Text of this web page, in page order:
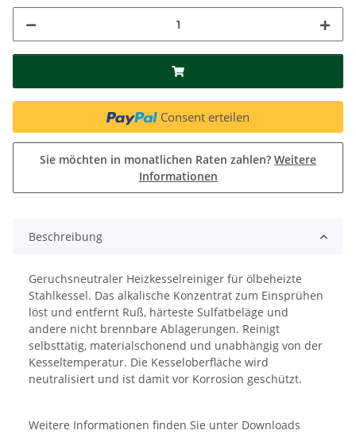
Consent erteilen
Sie möchten in monatlichen Raten zahlen? Weitere
Informationen
Beschreibung
Geruchsneutraler Heizkesselreiniger für ölbeheizte
Stahlkessel. Das alkalische Konzentrat zum Einsprühen
löst und entfernt Ruß, härteste Sulfatbeläge und
andere nicht brennbare Ablagerungen. Reinigt
selbsttätig, materialschonend und unabhängig von der
Kesseltemperatur. Die Kesseloberfläche wird
neutralisiert und ist damit vor Korrosion geschützt.
Weitere Informationen finden Sie unter Downloads